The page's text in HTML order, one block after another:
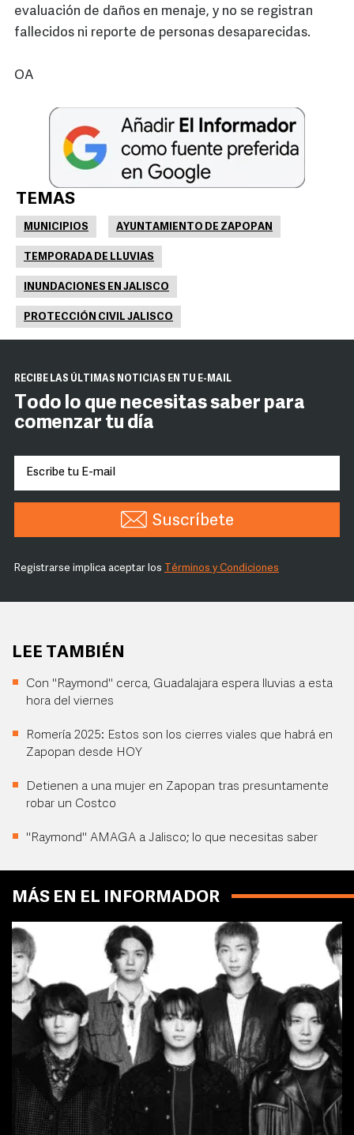
evaluación de daños en menaje, y no se registran
fallecidos ni reporte de personas desaparecidas.
OA
TEMAS
MUNICIPIOS AYUNTAMIENTO DE ZAPOPAN
TEMPORADA DE LLUVIAS
INUNDACIONES EN JALISCO
PROTECCIÓN CIVIL JALISCO
RECIBE LAS ÚLTIMAS NOTICIAS EN TU E-MAIL
Todo lo que necesitas saber para
comenzar tu día
Suscríbete
Registrarse implica aceptar los Términos y Condiciones
LEE TAMBIÉN
Con "Raymond" cerca, Guadalajara espera lluvias a esta
hora del viernes
Romería 2025: Estos son los cierres viales que habrá en
Zapopan desde HOY
Detienen a una mujer en Zapopan tras presuntamente
robar un Costco
"Raymond" AMAGA a Jalisco; lo que necesitas saber
MÁS EN EL INFORMADOR